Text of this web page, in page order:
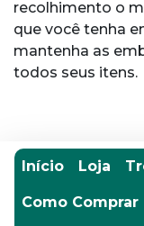
recolhimento o
que você tenha
mantenha as
todos seus itens.
Início Loja
Como Comprar